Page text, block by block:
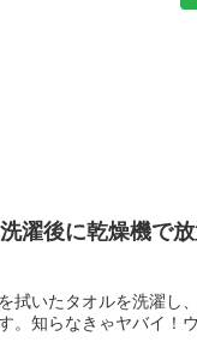
濯後に乾燥機で
拭いたタオルを洗濯し
。知らなきゃヤバイ